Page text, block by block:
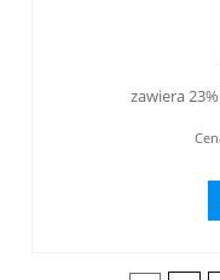
zawiera